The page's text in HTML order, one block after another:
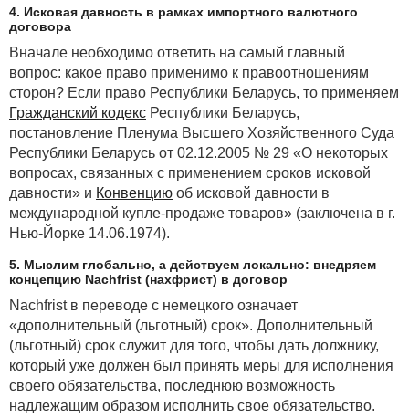
которых будет определено после списания».
Ответственность за нарушение порядка
деятельности с драгоценными металлами
и драгоценными камнями
Согласност. 12.3Кодекса Республики Беларусь об
административных правонарушениях нарушение
установленного порядка осуществления
деятельности с драгоценными металлами
и драгоценными камнями во всех видах
и состояниях, в том числе с изделиями из них,
изделиями или ломом и отходами, их содержащими,
отпуска, учета, инвентаризации, а равно нарушение
правил сдачи их на переработку или
в Государственный фонд драгоценных металлов
и драгоценных камней Республики Беларусь влекут
наложение штрафа в размере от 1 до 50 базовых
величин, на индивидуального предпринимателя —
от 10 до 70 % от стоимости указанных металлов
и камней во всех видах и состояниях, а при
4. Исковая давность в рамках импортного валютного
договора
Вначале необходимо ответить на самый главный
вопрос: какое право применимо к правоотношениям
сторон? Если право Республики Беларусь, то применяем
Гражданский кодекс Республики Беларусь,
постановление Пленума Высшего Хозяйственного Суда
Республики Беларусь от 02.12.2005 № 29 «О некоторых
вопросах, связанных с применением сроков исковой
давности» и Конвенцию об исковой давности в
международной купле-продаже товаров» (заключена в г.
Нью-Йорке 14.06.1974).
5. Мыслим глобально, а действуем локально: внедряем
концепцию Nachfrist (нахфрист) в договор
Nachfrist в переводе с немецкого означает
«дополнительный (льготный) срок». Дополнительный
(льготный) срок служит для того, чтобы дать должнику,
который уже должен был принять меры для исполнения
своего обязательства, последнюю возможность
надлежащим образом исполнить свое обязательство.